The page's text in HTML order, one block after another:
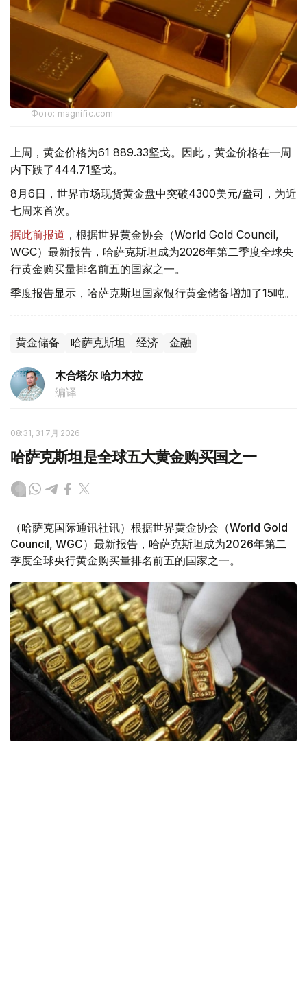
Фото: magnific.com
上周，黄金价格为61 889.33坚戈。因此，黄金价格在一周
内下跌了444.71坚戈。
8月6日，世界市场现货黄金盘中突破4300美元/盎司，为近
七周来首次。
据此前报道 ，根据世界黄金协会（World Gold Council,
WGC）最新报告，哈萨克斯坦成为2026年第二季度全球央
行黄金购买量排名前五的国家之一。
季度报告显示，哈萨克斯坦国家银行黄金储备增加了15吨。
黄金储备 哈萨克斯坦 经济 金融
木合塔尔 哈力木拉
编译
08:31, 31 7月 2026
哈萨克斯坦是全球五大黄金购买国之一
（哈萨克国际通讯社讯）根据世界黄金协会（World Gold
Council, WGC）最新报告，哈萨克斯坦成为2026年第二
季度全球央行黄金购买量排名前五的国家之一。